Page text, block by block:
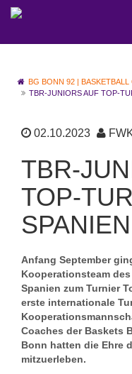
BG BONN 92 |
TBR-JUNIORS AUF TOP-
02.10.2023
TBR-
TOP-
SPANIEN
Anfang September
Kooperationsteam
Spanien zum Turnier
erste internationale
Coaches der Baskets
Bonn hatten die Ehre
mitzuerleben.